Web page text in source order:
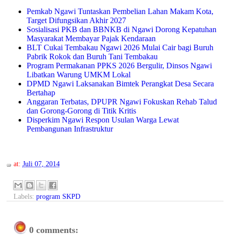
Pemkab Ngawi Tuntaskan Pembelian Lahan Makam Kota,
Target Difungsikan Akhir 2027
Sosialisasi PKB dan BBNKB di Ngawi Dorong Kepatuhan
Masyarakat Membayar Pajak Kendaraan
BLT Cukai Tembakau Ngawi 2026 Mulai Cair bagi Buruh
Pabrik Rokok dan Buruh Tani Tembakau
Program Permakanan PPKS 2026 Bergulir, Dinsos Ngawi
Libatkan Warung UMKM Lokal
DPMD Ngawi Laksanakan Bimtek Perangkat Desa Secara
Bertahap
Anggaran Terbatas, DPUPR Ngawi Fokuskan Rehab Talud
dan Gorong-Gorong di Titik Kritis
Disperkim Ngawi Respon Usulan Warga Lewat
Pembangunan Infrastruktur
at: Juli 07, 2014
Labels: program SKPD
0 comments: